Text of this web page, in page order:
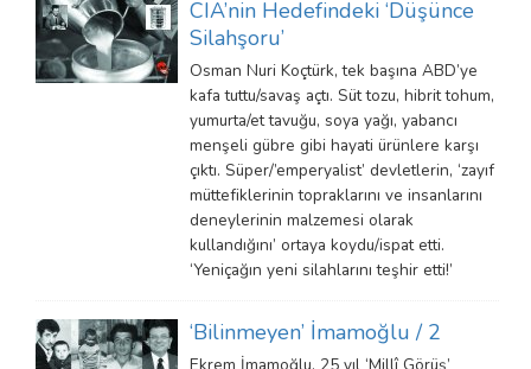
CIA’nin Hedefindeki ‘Düşünce
Silahşoru’
Osman Nuri Koçtürk, tek başına ABD’ye
kafa tuttu/savaş açtı. Süt tozu, hibrit tohum,
yumurta/et tavuğu, soya yağı, yabancı
menşeli gübre gibi hayati ürünlere karşı
çıktı. Süper/’emperyalist’ devletlerin, ‘zayıf
müttefiklerinin topraklarını ve insanlarını
deneylerinin malzemesi olarak
kullandığını’ ortaya koydu/ispat etti.
‘Yeniçağın yeni silahlarını teşhir etti!’
‘Bilinmeyen’ İmamoğlu / 2
Ekrem İmamoğlu, 25 yıl ‘Millî Görüş’